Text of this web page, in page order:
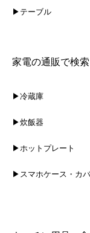
▶テーブル
家電の通販で検索
▶冷蔵庫
▶炊飯器
▶ホットプレート
▶スマホケース・カ